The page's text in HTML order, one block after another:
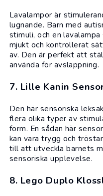
Lavalampor är
lugnande. Barn med
stimuli, och en
mjukt och kontrollerat
av. Den är perfekt att
använda för avslappning.
7. Lille Kanin
Den här sensoriska
flera olika typer av
form. En sådan här
kan vara trygg och
till att utveckla barnets
sensoriska upplevelse.
8. Lego Duplo